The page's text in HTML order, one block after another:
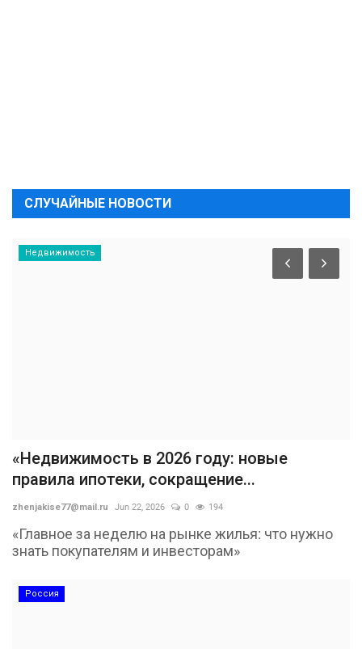
СЛУЧАЙНЫЕ НОВОСТИ
Недвижимость
«Недвижимость в 2026 году: новые
правила ипотеки, сокращение...
zhenjakise77@mail.ru Jun 22, 2026 0 194
«Главное за неделю на рынке жилья: что нужно
знать покупателям и инвесторам»
Россия